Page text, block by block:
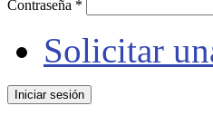
Contraseña *
Solicitar